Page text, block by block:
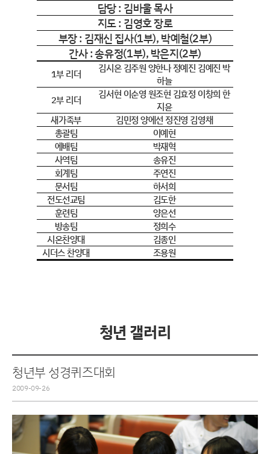
담당 : 김바울 목사
지도 : 김영호 장로
부장 : 김재신 집사(1부), 박예철(2부)
간사 : 송유정(1부), 박은지(2부)
1부 리더
김시온 김주원 양한나 정예진 김예진 박
하늘
2부 리더
김서현 이순영 원조현 김효정 이창희 한
지윤
새가족부
김민정 양에선 정진영 김영채
총괄팀
이예현
에배팀
박재혁
사역팀
송유진
회계팀
주연진
문서팀
하서희
전도선교팀
김도한
훈련팀
양은선
방송팀
정희수
시온찬양대
김종인
시더스 찬양대
조용원
청년 갤러리
청년부 성경퀴즈대회
2009-09-26